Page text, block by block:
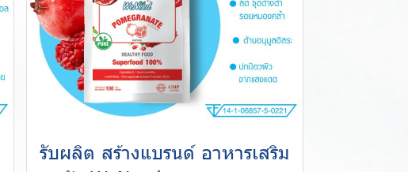
รับผลิต สร้างแบรนด์ อาหารเสริม